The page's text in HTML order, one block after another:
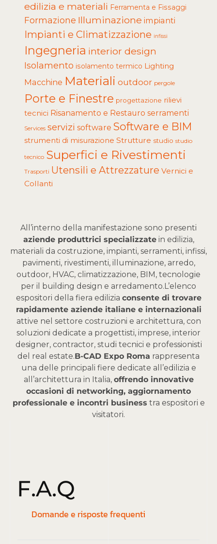
edilizia e materiali Ferramenta e Fissaggi
Formazione Illuminazione impianti
Impianti e Climatizzazione infissi
Ingegneria interior design
Isolamento isolamento termico Lighting
Macchine Materiali outdoor pergole
Porte e Finestre progettazione rilievi
tecnici Risanamento e Restauro serramenti
Services servizi software Software e BIM
strumenti di misurazione Strutture studio studio
tecnico Superfici e Rivestimenti
Trasporti Utensili e Attrezzature Vernici e
Collanti
All’interno della manifestazione sono presenti
aziende produttrici specializzatein edilizia,
materiali da costruzione, impianti, serramenti, infissi,
pavimenti, rivestimenti, illuminazione, arredo,
outdoor, HVAC, climatizzazione, BIM, tecnologie
per il building design e arredamento. L’elenco
espositori della fiera edilizia consente di trovare
rapidamente aziende italiane e internazionali
attive nel settore costruzioni e architettura, con
soluzioni dedicate a progettisti, imprese, interior
designer, contractor, studi tecnici e professionisti
del real estate.B-CAD Expo Roma rappresenta
una delle principali fiere dedicate all’edilizia e
all’architettura in Italia, offrendo innovative
occasioni di networking, aggiornamento
professionale e incontri business tra espositori e
visitatori.
F.A.Q
Domande e risposte frequenti